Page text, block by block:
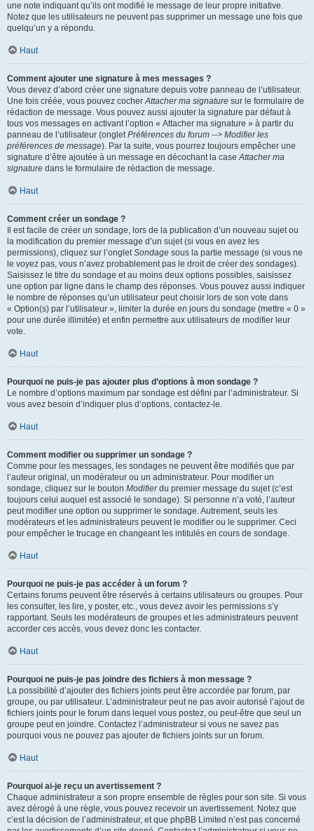
une note indiquant qu’ils ont modifié le message de leur propre initiative.
Notez que les utilisateurs ne peuvent pas supprimer un message une fois que
quelqu’un y a répondu.
Haut
Comment ajouter une signature à mes messages ?
Vous devez d’abord créer une signature depuis votre panneau de l’utilisateur.
Une fois créée, vous pouvez cocherAttacher ma signature sur le formulaire de
rédaction de message. Vous pouvez aussi ajouter la signature par défaut à
tous vos messages en activant l’option « Attacher ma signature » à partir du
panneau de l’utilisateur (ongletPréférences du forum --> Modifier les
préférences de message). Par la suite, vous pourrez toujours empêcher une
signature d’être ajoutée à un message en décochant la caseAttacher ma
signature dans le formulaire de rédaction de message.
Haut
Comment créer un sondage ?
Il est facile de créer un sondage, lors de la publication d’un nouveau sujet ou
la modification du premier message d’un sujet (si vous en avez les
permissions), cliquez sur l’ongletSondage sous la partie message (si vous ne
le voyez pas, vous n’avez probablement pas le droit de créer des sondages).
Saisissez le titre du sondage et au moins deux options possibles, saisissez
une option par ligne dans le champ des réponses. Vous pouvez aussi indiquer
le nombre de réponses qu’un utilisateur peut choisir lors de son vote dans
« Option(s) par l’utilisateur », limiter la durée en jours du sondage (mettre « 0 »
pour une durée illimitée) et enfin permettre aux utilisateurs de modifier leur
vote.
Haut
Pourquoi ne puis-je pas ajouter plus d’options à mon sondage ?
Le nombre d’options maximum par sondage est défini par l’administrateur. Si
vous avez besoin d’indiquer plus d’options, contactez-le.
Haut
Comment modifier ou supprimer un sondage ?
Comme pour les messages, les sondages ne peuvent être modifiés que par
l’auteur original, un modérateur ou un administrateur. Pour modifier un
sondage, cliquez sur le bouton Modifierdu premier message du sujet (c’est
toujours celui auquel est associé le sondage). Si personne n’a voté, l’auteur
peut modifier une option ou supprimer le sondage. Autrement, seuls les
modérateurs et les administrateurs peuvent le modifier ou le supprimer. Ceci
pour empêcher le trucage en changeant les intitulés en cours de sondage.
Haut
Pourquoi ne puis-je pas accéder à un forum ?
Certains forums peuvent être réservés à certains utilisateurs ou groupes. Pour
les consulter, les lire, y poster, etc., vous devez avoir les permissions s’y
rapportant. Seuls les modérateurs de groupes et les administrateurs peuvent
accorder ces accès, vous devez donc les contacter.
Haut
Pourquoi ne puis-je pas joindre des fichiers à mon message ?
La possibilité d’ajouter des fichiers joints peut être accordée par forum, par
groupe, ou par utilisateur. L’administrateur peut ne pas avoir autorisé l’ajout de
fichiers joints pour le forum dans lequel vous postez, ou peut-être que seul un
groupe peut en joindre. Contactez l’administrateur si vous ne savez pas
pourquoi vous ne pouvez pas ajouter de fichiers joints sur un forum.
Haut
Pourquoi ai-je reçu un avertissement ?
Chaque administrateur a son propre ensemble de règles pour son site. Si vous
avez dérogé à une règle, vous pouvez recevoir un avertissement. Notez que
c’est la décision de l’administrateur, et que phpBB Limited n’est pas concerné